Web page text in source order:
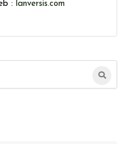
: lanversis.com